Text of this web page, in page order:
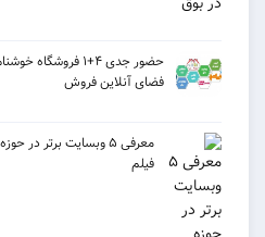
حضور جدی ۴+۱ فروشگاه خوشنام، معروف و
فضای آنلاین فروش
معرفی ۵ وبسایت برتر در حوزه های موسیقی ،